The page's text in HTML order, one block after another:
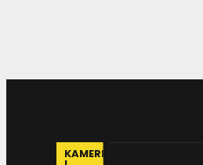
KAMERE